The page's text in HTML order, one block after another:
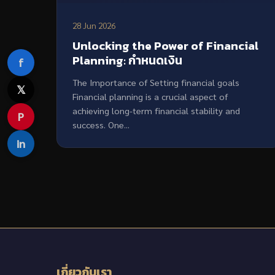
28 Jun 2026
Unlocking the Power of Financial
Planning: กำหนดเงิน
The Importance of Setting financial goals
Financial planning is a crucial aspect of
achieving long-term financial stability and
success. One...
f
𝕏
P
in